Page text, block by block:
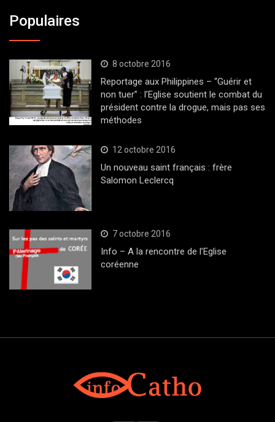
Populaires
8 octobre 2016
Reportage aux Philippines – “Guérir et
non tuer” : l’Eglise soutient le combat du
président contre la drogue, mais pas ses
méthodes
12 octobre 2016
Un nouveau saint français : frère
Salomon Leclercq
7 octobre 2016
Info – A la rencontre de l’Eglise
coréenne